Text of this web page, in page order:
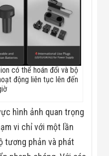
có thể hoán đổi và bộ
động liên tục lên đến
hình ảnh quan trọng
vi chỉ với một lần
tương phản và phát